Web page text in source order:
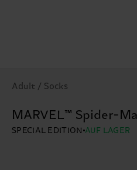
Adult / Socks
MARVEL™ Spider-
SPECIAL EDITION AUF LAGER